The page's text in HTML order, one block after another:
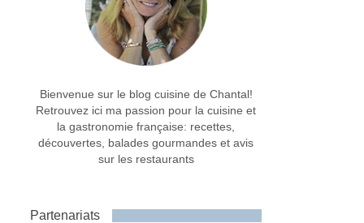
Bienvenue sur le blog cuisine de Chantal!
Retrouvez ici ma passion pour la cuisine et
la gastronomie française: recettes,
découvertes, balades gourmandes et avis
sur les restaurants
Partenariats